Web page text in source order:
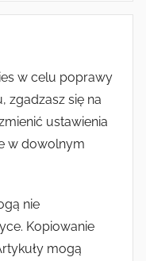
w celu poprawy
zgadzasz się na
ustawienia
w dowolnym
nie
Kopiowanie
mogą